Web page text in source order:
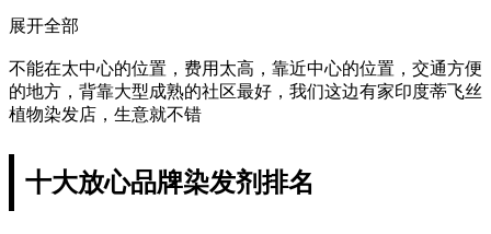
展开全部
不能在太中心的位置，费用太高，靠近中心的位置，交通方便
的地方，背靠大型成熟的社区最好，我们这边有家印度蒂飞丝
植物染发店，生意就不错
十大放心品牌染发剂排名